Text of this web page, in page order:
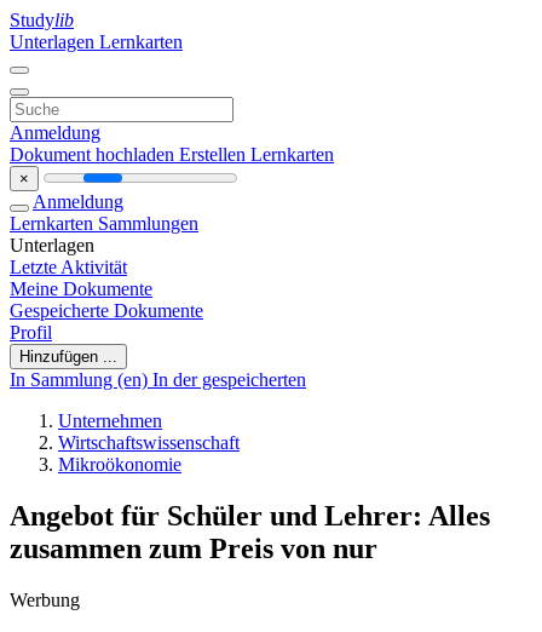
Studylib
Unterlagen Lernkarten
Anmeldung
Dokument hochladen Erstellen Lernkarten
×
Anmeldung
Lernkarten Sammlungen
Unterlagen
Letzte Aktivität
Meine Dokumente
Gespeicherte Dokumente
Profil
Hinzufügen ...
In Sammlung (en) In der gespeicherten
Unternehmen
Wirtschaftswissenschaft
Mikroökonomie
Angebot für Schüler und Lehrer: Alles
zusammen zum Preis von nur
Werbung